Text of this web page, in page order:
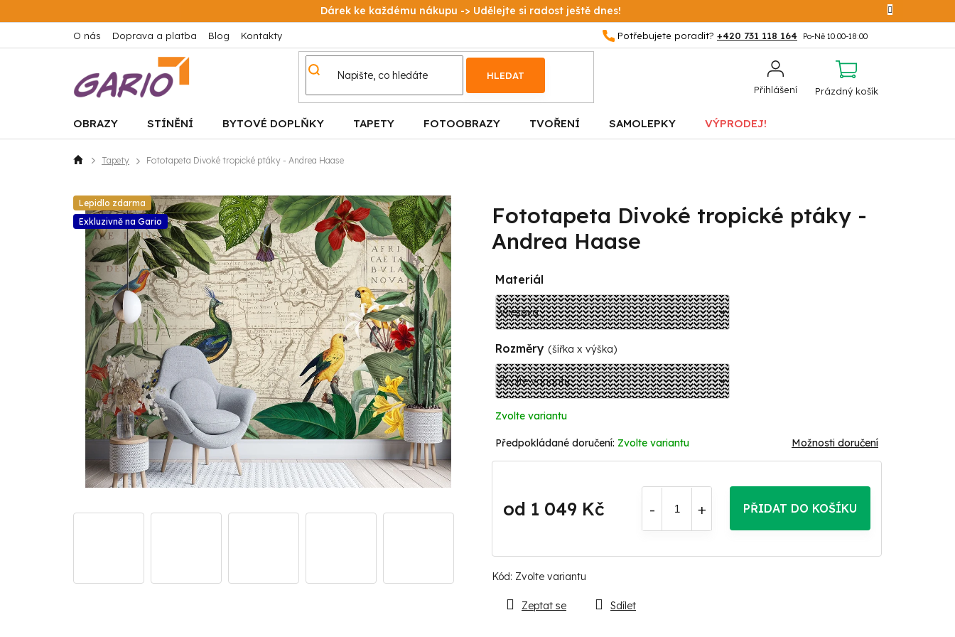
na
Dárek ke každému nákupu -> Udělejte si radost ještě dnes!
+420 731 118 164
O nás Doprava a platba Blog Kontakty
Přihlášení
HLEDAT
NÁKUPNÍ
Prázdný košík
OBRAZY STÍNĚNÍ BYTOVÉ DOPLŇKY TAPETY FOTOOBRAZY TVOŘENÍ SAMOLEPKY VÝPRODEJ!
Domů Tapety Fototapeta Divoké tropické ptáky - Andrea Haase
Lepidlo zdarma
Exkluzivně na Gario
Fototapeta Divoké tropické ptáky -
Andrea Haase
Kód: Zvolte variantu
Materiál
Rozměry (šířka x výška)
Zvolte variantu
Zvolte variantu Možnosti doručení
od 1 049 Kč PŘIDAT DO KOŠÍKU
Zeptat se Sdílet